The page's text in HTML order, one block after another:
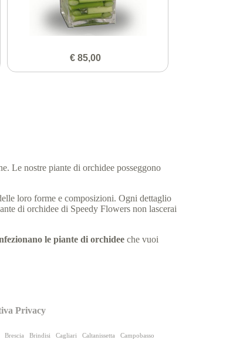
€ 85,00
Le nostre piante di orchidee posseggono
loro forme e composizioni. Ogni dettaglio
di orchidee di Speedy Flowers non lascerai
le piante di orchidee che vuoi
Privacy
Brescia Brindisi Cagliari Caltanissetta
Campobasso